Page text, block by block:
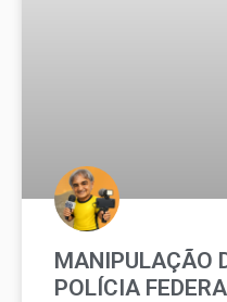
MANIPULAÇÃO
POLÍCIA